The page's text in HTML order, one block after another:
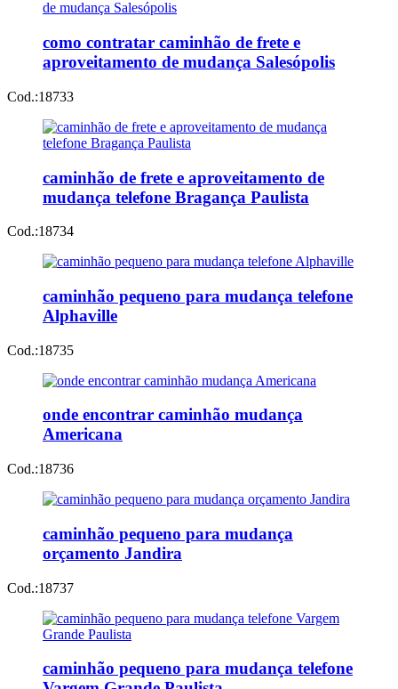
como contratar caminhão de frete e
aproveitamento de mudança Salesópolis
Cod.:18733
caminhão de frete e aproveitamento de
mudança telefone Bragança Paulista
Cod.:18734
caminhão pequeno para mudança telefone
Alphaville
Cod.:18735
onde encontrar caminhão mudança
Americana
Cod.:18736
caminhão pequeno para mudança
orçamento Jandira
Cod.:18737
caminhão pequeno para mudança telefone